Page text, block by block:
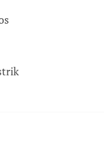
je 5 z 5 hviezdičiek.
je 5 z 5 hviezdičiek.